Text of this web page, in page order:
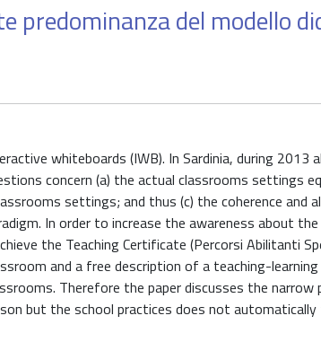
predominanza del modello
whiteboards (IWB). In Sardinia, during 2013
concern (a) the actual classrooms settings
settings; and thus (c) the coherence and
In order to increase the awareness about
the Teaching Certificate (Percorsi Abilitanti
and a free description of a teaching-
Therefore the paper discusses the
but the school practices does not